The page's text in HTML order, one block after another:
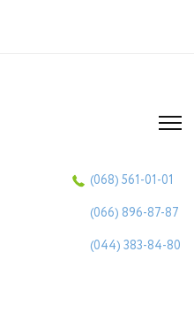
(068) 561-01-01
(066) 896-87-87
(044) 383-84-80